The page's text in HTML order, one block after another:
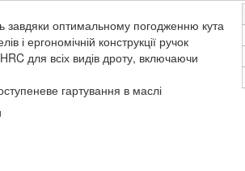
Кусачки бокові особливої
кольору 250 мм Knipex 74 02 250 T
завдяки оптимальному погодженню кута
і ергономічній конструкції ручок
для всіх видів дроту, включаючи
гартування в маслі